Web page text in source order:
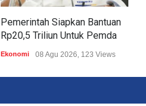
Pemerintah Siapkan Bantuan
Rp20,5 Triliun Untuk Pemda
Ekonomi 08 Agu 2026, 123 Views